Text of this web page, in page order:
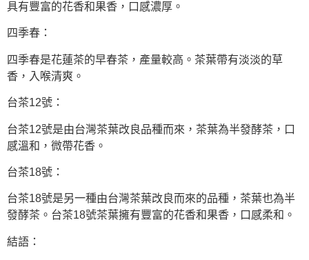
具有豐富的花香和果香，口感濃厚。
四季春：
四季春是花蓮茶的早春茶，產量較高。茶葉帶有淡淡的草
香，入喉清爽。
台茶12號：
台茶12號是由台灣茶葉改良品種而來，茶葉為半發酵茶，口
感溫和，微帶花香。
台茶18號：
台茶18號是另一種由台灣茶葉改良而來的品種，茶葉也為半
發酵茶。台茶18號茶葉擁有豐富的花香和果香，口感柔和。
結語：